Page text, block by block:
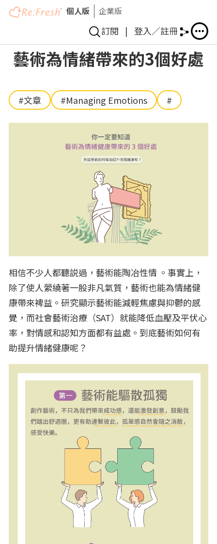
Skip
個人版 企業版
訂閱 | 登入／註冊
藝術為情緒帶來的3個好處
#文章 #Managing Emotions #
相信不少人都聽説過，藝術能陶冶性情 。事實上，
除了使人縈繞著一股非凡氣質，藝術也能為情緒健
康帶來裨益。研究顯示藝術能減輕焦慮與抑鬱的感
覺，而社會藝術治療（SAT）就能降低血壓及平伏心
率，對情感和認知方面都有益處。到底藝術如何有
助提升情緒健康呢？